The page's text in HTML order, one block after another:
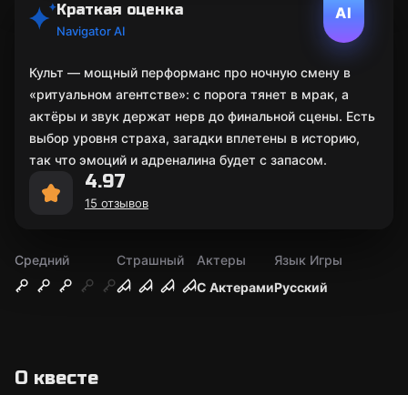
Средний
Страшный
С Актерами
Актеры
Русский
Язык Игры
О квесте
AI
Краткая оценка
Navigator AI
Культ — мощный перформанс про ночную смену в
«ритуальном агентстве»: с порога тянет в мрак, а
актёры и звук держат нерв до финальной сцены. Есть
выбор уровня страха, загадки вплетены в историю,
так что эмоций и адреналина будет с запасом.
4.97
15 отзывов